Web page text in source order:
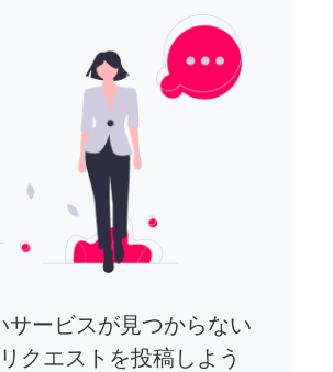
サービスが見つからない
クエストを投稿しよう